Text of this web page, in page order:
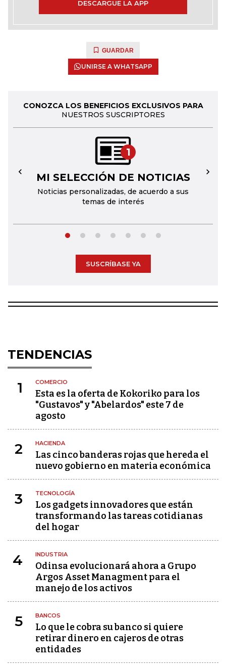
DESCARGUE LA APP
GUARDAR
UNIRSE A WHATSAPP
CONOZCA LOS BENEFICIOS EXCLUSIVOS PARA
NUESTROS SUSCRIPTORES
1
MI SELECCIÓN DE NOTICIAS
Noticias personalizadas, de acuerdo a sus
temas de interés
← →
SUSCRÍBASE YA
TENDENCIAS
1 COMERCIO
Esta es la oferta de Kokoriko para los
"Gustavos" y "Abelardos" este 7 de
agosto
2 HACIENDA
Las cinco banderas rojas que hereda el
nuevo gobierno en materia económica
3 TECNOLOGÍA
Los gadgets innovadores que están
transformando las tareas cotidianas
del hogar
4 INDUSTRIA
Odinsa evolucionará ahora a Grupo
Argos Asset Managment para el
manejo de los activos
5 BANCOS
Lo que le cobra su banco si quiere
retirar dinero en cajeros de otras
entidades